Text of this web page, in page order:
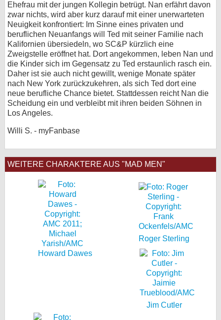
Ehefrau mit der jungen Kollegin betrügt. Nan erfährt davon
zwar nichts, wird aber kurz darauf mit einer unerwarteten
Neuigkeit konfrontiert: Im Sinne eines privaten und
beruflichen Neuanfangs will Ted mit seiner Familie nach
Kalifornien übersiedeln, wo SC&P kürzlich eine
Zweigstelle eröffnet hat. Dort angekommen, leben Nan und
die Kinder sich im Gegensatz zu Ted erstaunlich rasch ein.
Daher ist sie auch nicht gewillt, wenige Monate später
nach New York zurückzukehren, als sich Ted dort eine
neue berufliche Chance bietet. Stattdessen reicht Nan die
Scheidung ein und verbleibt mit ihren beiden Söhnen in
Los Angeles.
Willi S. - myFanbase
WEITERE CHARAKTERE AUS "MAD MEN"
Howard Dawes
Roger Sterling
Jim Cutler